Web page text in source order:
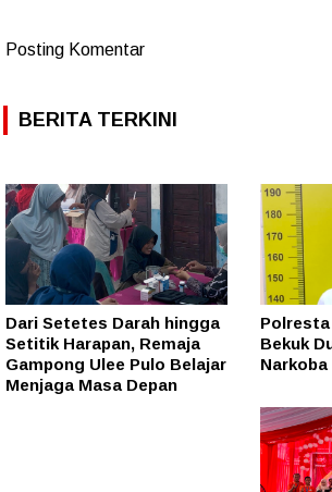
Posting Komentar
BERITA TERKINI
Dari Setetes Darah hingga
Setitik Harapan, Remaja
Gampong Ulee Pulo Belajar
Menjaga Masa Depan
Polresta
Bekuk
Narkoba